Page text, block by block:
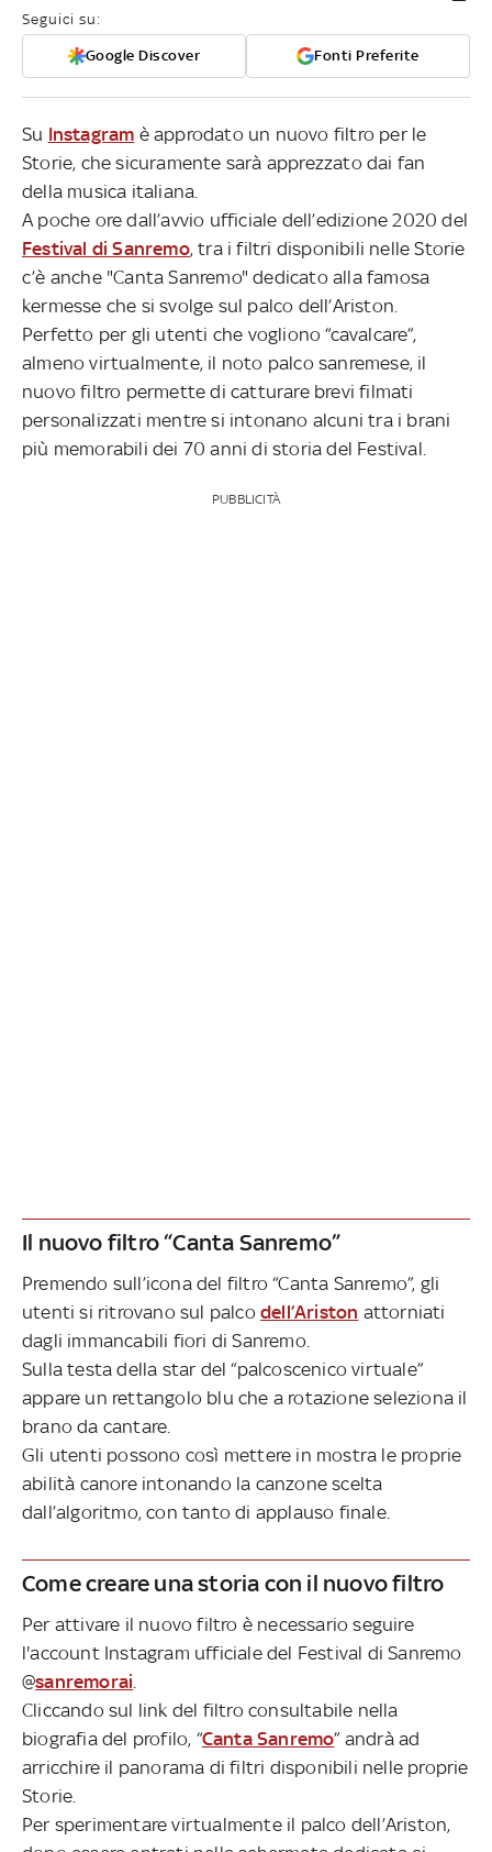
Seguici su:
Google Discover Fonti Preferite
Su Instagram è approdato un nuovo filtro per le
Storie, che sicuramente sarà apprezzato dai fan
della musica italiana.
A poche ore dall’avvio ufficiale dell’edizione 2020 del
Festival di Sanremo, tra i filtri disponibili nelle Storie
c’è anche "Canta Sanremo" dedicato alla famosa
kermesse che si svolge sul palco dell’Ariston.
Perfetto per gli utenti che vogliono “cavalcare”,
almeno virtualmente, il noto palco sanremese, il
nuovo filtro permette di catturare brevi filmati
personalizzati mentre si intonano alcuni tra i brani
più memorabili dei 70 anni di storia del Festival.
PUBBLICITÀ
Il nuovo filtro “Canta Sanremo”
Premendo sull’icona del filtro “Canta Sanremo”, gli
utenti si ritrovano sul palco dell’Ariston attorniati
dagli immancabili fiori di Sanremo.
Sulla testa della star del “palcoscenico virtuale”
appare un rettangolo blu che a rotazione seleziona il
brano da cantare.
Gli utenti possono così mettere in mostra le proprie
abilità canore intonando la canzone scelta
dall’algoritmo, con tanto di applauso finale.
Come creare una storia con il nuovo filtro
Per attivare il nuovo filtro è necessario seguire
l'account Instagram ufficiale del Festival di Sanremo
@sanremorai
Cliccando sul link del filtro consultabile nella
biografia del profilo, “Canta Sanremo” andrà ad
arricchire il panorama di filtri disponibili nelle proprie
Storie.
Per sperimentare virtualmente il palco dell’Ariston,